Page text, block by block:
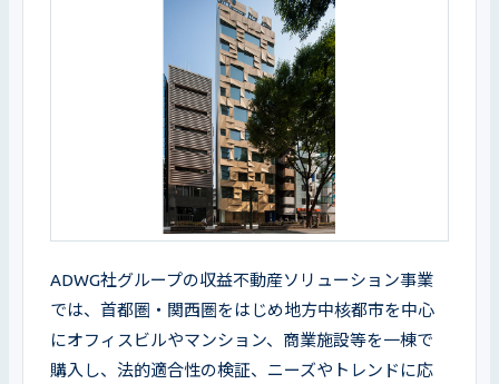
ADWG社グループの収益不動産ソリューション事業
では、首都圏・関西圏をはじめ地方中核都市を中心
にオフィスビルやマンション、商業施設等を一棟で
購入し、法的適合性の検証、ニーズやトレンドに応